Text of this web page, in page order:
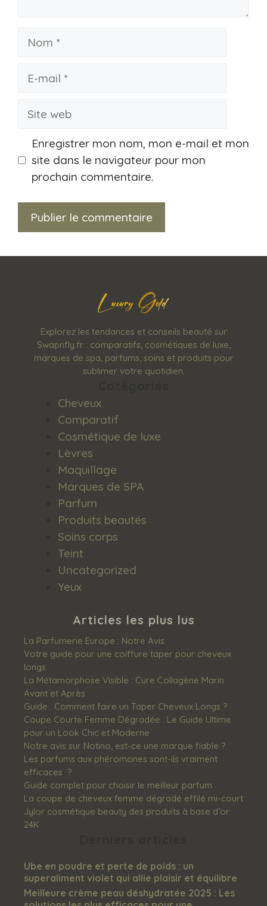
Nom
Site
Enregistrer mon nom, mon e-mail et mon
site dans le navigateur pour mon
prochain commentaire.
Explorez les tendances et conseils beauté sur
Swapnfly.fr : comparatifs, cosmétiques de luxe,
marques de spa, parfums, soins et produits pour
sublimer votre quotidien.
Cheveux
Comparatif
Cosmétique de luxe
Lèvres
Maquillage
Marques de SPA
Parfum
Produits beautés
Soins corps
Teint
Uncategorized
Yeux
Articles les plus lus
La Parfumerie Europe : Notre Avis
Votre guide pour une coiffure taper pour cheveux
longs
La Métamorphose Visible : Cure Collagène Marin
Avant et Après
Guide : Comment faire un Taper Cheveux Longs ?
Coupe Courte Femme Dégradée : Le Guide Ultime
pour un Look Chic et Moderne
Notre avis sur Notino, est-ce une marque fiable ?
Les‌ ‌parfums‌ ‌aux‌ ‌phéromones‌ ‌sont-ils‌ ‌vraiment‌
‌efficaces‌ ‌ ?
Guide complet pour choisir le meilleur parfum
La coupe de cheveux femme dégradé effilé mi-court
Jylor cosmétique beauty des produits à base d’or
24K
Ube en poudre et perte de poids : un
superaliment violet qui allie plaisir et équilibre
Meilleure crème peau déshydratée 2025 : Les